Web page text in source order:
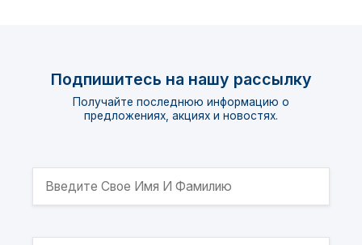
Подпишитесь на нашу рассылку
Получайте последнюю информацию о
предложениях, акциях и новостях.